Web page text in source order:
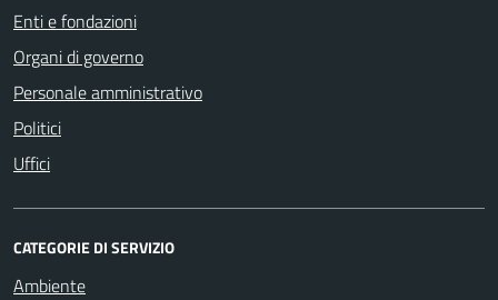
Enti e fondazioni
Organi di governo
Personale amministrativo
Politici
Uffici
CATEGORIE DI SERVIZIO
Ambiente